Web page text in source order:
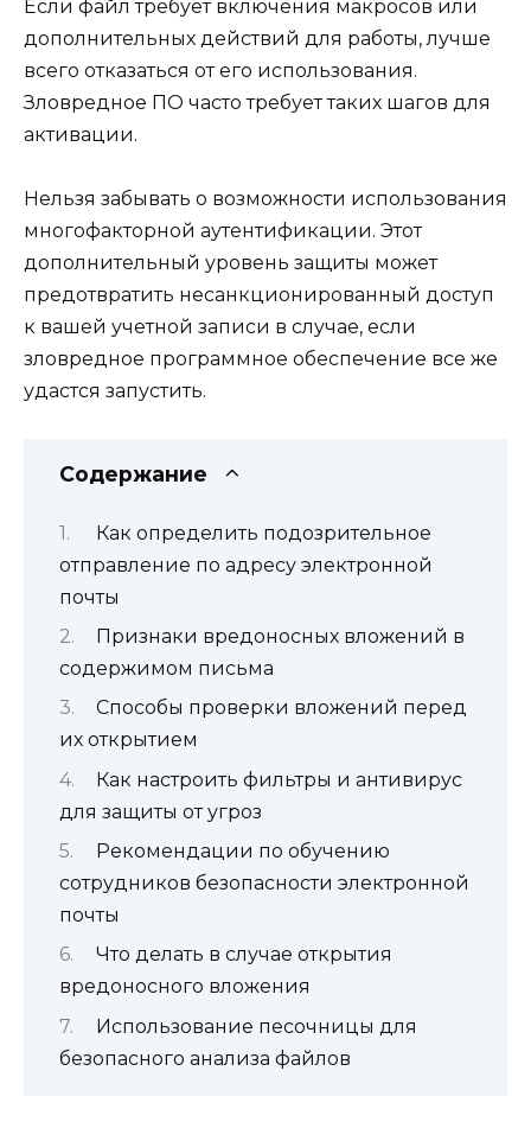
Если файл требует включения макросов или
дополнительных действий для работы, лучше
всего отказаться от его использования.
Зловредное ПО часто требует таких шагов для
активации.
Нельзя забывать о возможности использования
многофакторной аутентификации. Этот
дополнительный уровень защиты может
предотвратить несанкционированный доступ
к вашей учетной записи в случае, если
зловредное программное обеспечение все же
удастся запустить.
Содержание
Как определить подозрительное
отправление по адресу электронной
почты
Признаки вредоносных вложений в
содержимом письма
Способы проверки вложений перед
их открытием
Как настроить фильтры и антивирус
для защиты от угроз
Рекомендации по обучению
сотрудников безопасности электронной
почты
Что делать в случае открытия
вредоносного вложения
Использование песочницы для
безопасного анализа файлов